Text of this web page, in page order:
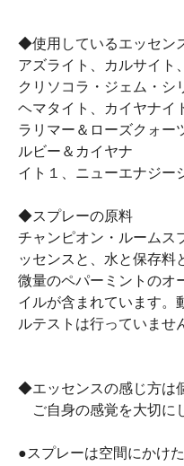
◆使用しているエッセン
アズライト、カルサイト
クリソコラ・ジェム・シ
ヘマタイト、カイヤナイ
ラリマー＆ローズクォー
ルビー＆カイヤナ
イト１、ニューエナジー
◆スプレーの原料
チャンピオン・ルームス
ッセンスと、水と保存料
微量のペパーミントのオ
イルが含まれています。
ルテストは行っていませ
◆エッセンスの感じ方は
ご自身の感覚を大切に
●スプレーは空間にかけ